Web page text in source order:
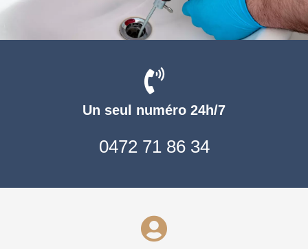
Un seul numéro 24h/7
0472 71 86 34